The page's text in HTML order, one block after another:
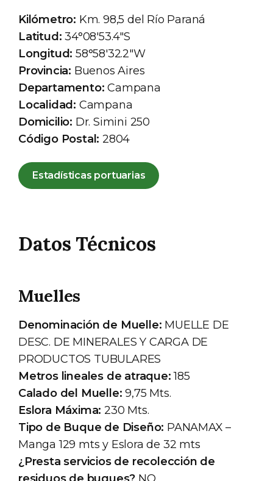
Kilómetro: Km. 98,5 del Río Paraná
Latitud: 34°08'53.4"S
Longitud: 58°58'32.2"W
Provincia: Buenos Aires
Departamento: Campana
Localidad: Campana
Domicilio: Dr. Simini 250
Código Postal: 2804
Estadísticas portuarias
Datos Técnicos
Muelles
Denominación de Muelle: MUELLE DE
DESC. DE MINERALES Y CARGA DE
PRODUCTOS TUBULARES
Metros lineales de atraque:185
Calado del Muelle: 9,75 Mts.
Eslora Máxima: 230 Mts.
Tipo de Buque de Diseño: PANAMAX –
Manga 129 mts y Eslora de 32 mts
¿Presta servicios de recolección de